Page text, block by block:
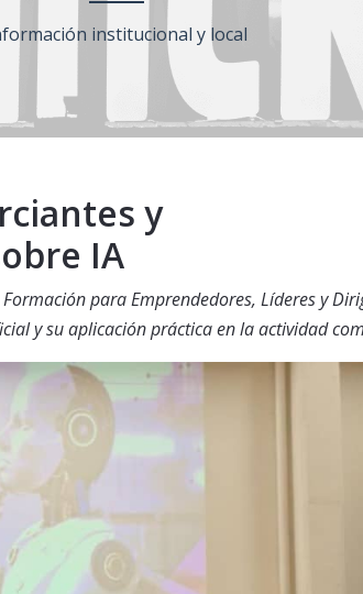
institucional y local
y
IA
para Emprendedores, Líderes y
y su aplicación práctica en la actividad